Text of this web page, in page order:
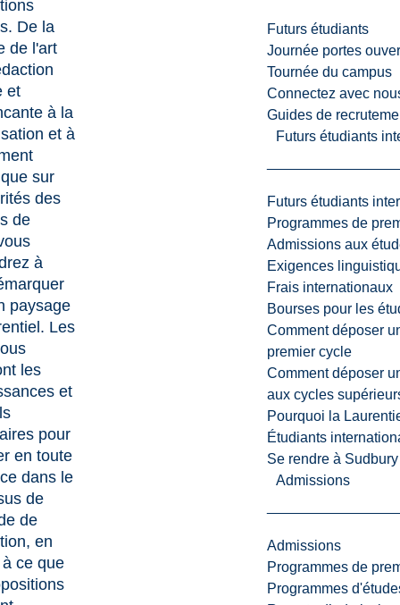
Futurs étudiants
Journée portes
Tournée du campus
Connectez avec
Guides de
Futurs étudiants
Futurs étudiants
Programmes de
Admissions aux
Exigences
Frais internationaux
Bourses pour les
Comment déposer
premier cycle
Comment déposer
aux cycles
Pourquoi la
Étudiants
Se rendre à Sudbury
Admissions
Admissions
Programmes de
Programmes
De la
de l'art
et
à la
et à
sur
des
de
à
paysage
Les
les
et
pour
en toute
dans le
de
de
en
ce que